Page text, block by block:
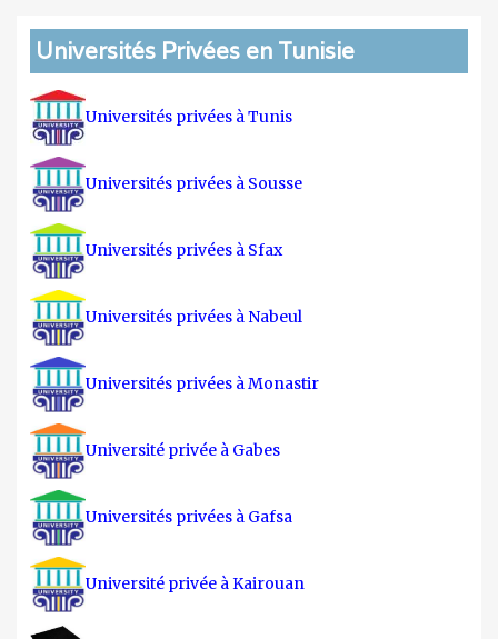
Universités Privées en Tunisie
Universités privées à Tunis
Universités privées à Sousse
Universités privées à Sfax
Universités privées à Nabeul
Universités privées à Monastir
Université privée à Gabes
Universités privées à Gafsa
Université privée à Kairouan